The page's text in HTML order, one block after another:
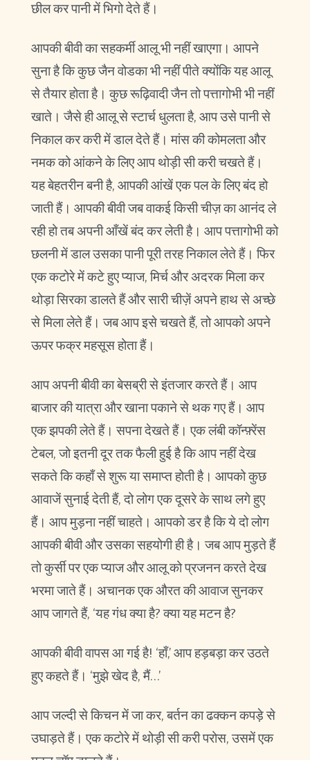
छील कर पानी में भिगो देते हैं।
आपकी बीवी का सहकर्मी आलू भी नहीं खाएगा। आपने
सुना है कि कुछ जैन वोडका भी नहीं पीते क्योंकि यह आलू
से तैयार होता है। कुछ रूढ़िवादी जैन तो पत्तागोभी भी नहीं
खाते। जैसे ही आलू से स्टार्च धुलता है, आप उसे पानी से
निकाल कर करी में डाल देते हैं। मांस की कोमलता और
नमक को आंकने के लिए आप थोड़ी सी करी चखते हैं।
यह बेहतरीन बनी है, आपकी आंखें एक पल के लिए बंद हो
जाती हैं। आपकी बीवी जब वाकई किसी चीज़ का आनंद ले
रही हो तब अपनी आँखें बंद कर लेती है। आप पत्तागोभी को
छलनी में डाल उसका पानी पूरी तरह निकाल लेते हैं। फिर
एक कटोरे में कटे हुए प्याज, मिर्च और अदरक मिला कर
थोड़ा सिरका डालते हैं और सारी चीज़ें अपने हाथ से अच्छे
से मिला लेते हैं। जब आप इसे चखते हैं, तो आपको अपने
ऊपर फक्र महसूस होता हैं।
आप अपनी बीवी का बेसब्री से इंतजार करते हैं। आप
बाजार की यात्रा और खाना पकाने से थक गए हैं। आप
एक झपकी लेते हैं। सपना देखते हैं। एक लंबी कॉन्फ़्रेंस
टेबल, जो इतनी दूर तक फैली हुई है कि आप नहीं देख
सकते कि कहाँ से शुरू या समाप्त होती है। आपको कुछ
आवाजें सुनाई देती हैं, दो लोग एक दूसरे के साथ लगे हुए
हैं। आप मुड़ना नहीं चाहते। आपको डर है कि ये दो लोग
आपकी बीवी और उसका सहयोगी ही है। जब आप मुड़ते हैं
तो कुर्सी पर एक प्याज और आलू को प्रजनन करते देख
भरमा जाते हैं। अचानक एक औरत की आवाज सुनकर
आप जागते हैं, ‘यह गंध क्या है? क्या यह मटन है?
आपकी बीवी वापस आ गई है! ‘हाँ,’ आप हड़बड़ा कर उठते
हुए कहते हैं। ‘मुझे खेद है, मैं…’
आप जल्दी से किचन में जा कर, बर्तन का ढक्कन कपड़े से
उघाड़ते हैं। एक कटोरे में थोड़ी सी करी परोस, उसमें एक